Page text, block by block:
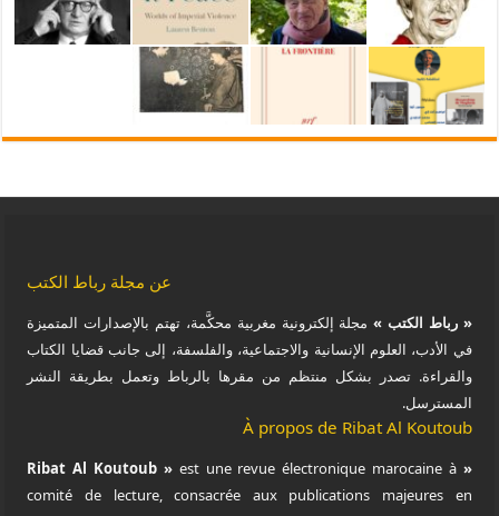
عن مجلة رباط الكتب
« رباط الكتب »مجلة إلكترونية مغربية محكَّمة، تهتم بالإصدارات المتميزة
في الأدب، العلوم الإنسانية والاجتماعية، والفلسفة، إلى جانب قضايا الكتاب
والقراءة. تصدر بشكل منتظم من مقرها بالرباط وتعمل بطريقة النشر
المسترسل.
À propos de Ribat Al Koutoub
« Ribat Al Koutoub »
est une revue électronique marocaine à
comité de lecture, consacrée aux publications majeures en